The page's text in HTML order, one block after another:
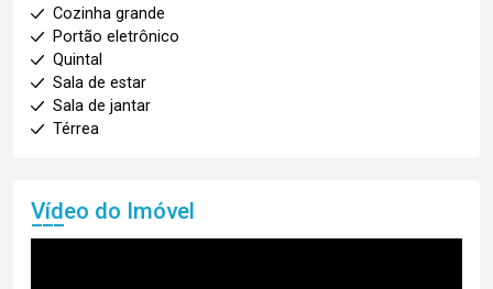
Cozinha grande
Portão eletrônico
Quintal
Sala de estar
Sala de jantar
Térrea
Vídeo do Imóvel